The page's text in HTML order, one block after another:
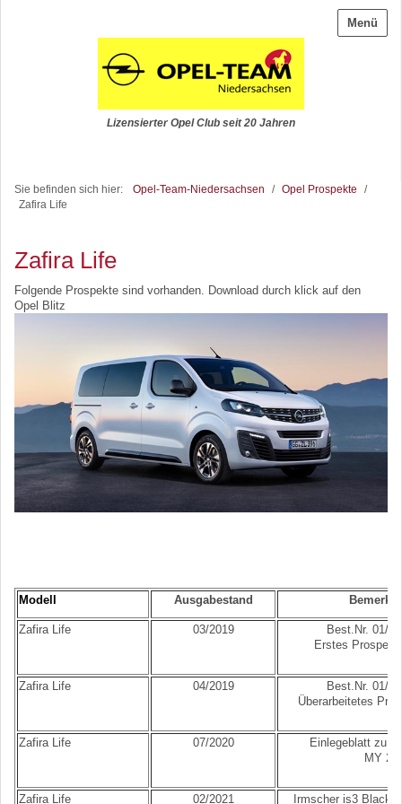
Menü
Lizensierter Opel Club seit 20 Jahren
Sie befinden sich hier: Opel-Team-Niedersachsen / Opel Prospekte
/
Zafira Life
Zafira Life
Folgende Prospekte sind vorhanden. Download durch klick auf den
Opel Blitz
Modell Ausgabestand
Zafira Life 03/2019
Best.Nr. 01/
Erstes Prospekt
Zafira Life 04/2019
Best.Nr. 01/
Überarbeitetes
Zafira Life 07/2020
Einlegeblatt zu
MY
Zafira Life 02/2021 Irmscher is3 Black